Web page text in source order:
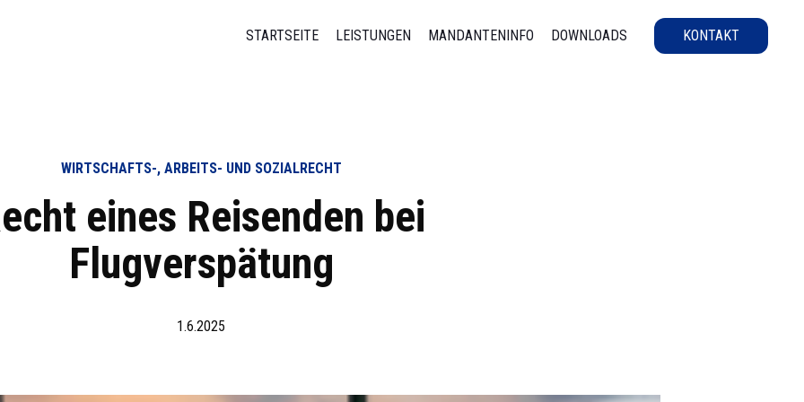
STARTSEITE LEISTUNGEN MANDANTENINFO DOWNLOADS KONTAKT
WIRTSCHAFTS-, ARBEITS- UND SOZIALRECHT
eines Reisenden bei
Flugverspätung
1.6.2025